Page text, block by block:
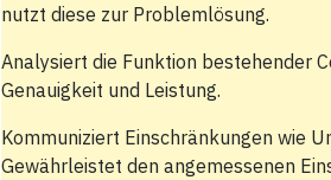
nutzt diese zur Problemlösung.
Analysiert die Funktion bestehender
Genauigkeit und Leistung.
Kommuniziert Einschränkungen wie
Gewährleistet den angemessenen